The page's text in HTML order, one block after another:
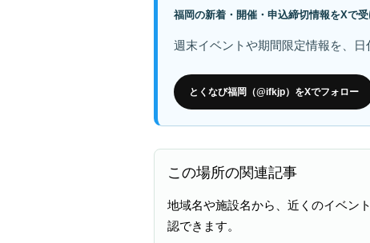
福岡の新着・開催・申込締切情報をXで
週末イベントや期間限定情報を、日
とくなび福岡（@ifkjp）をXでフォロー
この場所の関連記事
地域名や施設名から、近くのイベン
認できます。